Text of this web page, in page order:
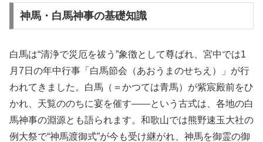
神馬・白馬神事の基礎知識
白馬は“清浄で災厄を祓う”象徴として尊ばれ、宮中では1
月7日の年中行事「白馬節会（あおうまのせちえ）」が行
われてきました。白馬（＝かつては青馬）が紫宸殿前をひ
かれ、天覧ののちに宴を催す——という古式は、各地の白
馬神事の淵源とも語られます。和歌山では熊野速玉大社の
例大祭で“神馬渡御式”が今も受け継がれ、神馬を御霊の御